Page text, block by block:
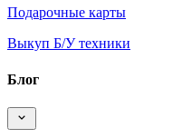
Подарочные карты
Выкуп Б/У техники
Блог